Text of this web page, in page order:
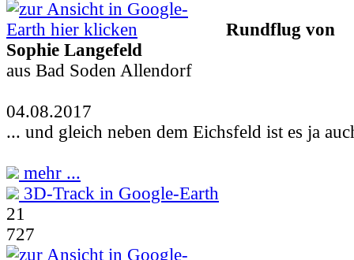
Rundflug von
Sophie Langefeld
aus Bad Soden Allendorf
04.08.2017
... und gleich neben dem Eichsfeld ist es ja
mehr ...
3D-Track in Google-Earth
21
727